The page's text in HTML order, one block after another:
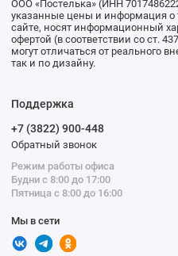
ООО «Постелька» (ИНН
указанные цены и информация
сайте, носят информационный
офертой (в соответствии со ст.
могут отличаться от реального
так и по дизайну.
Поддержка
+7 (3822) 900-448
Обратный звонок
Режим работы офиса
Будни с 8:00 до 17:00
Пятница с 8:00 до 16:00
Мы в сети